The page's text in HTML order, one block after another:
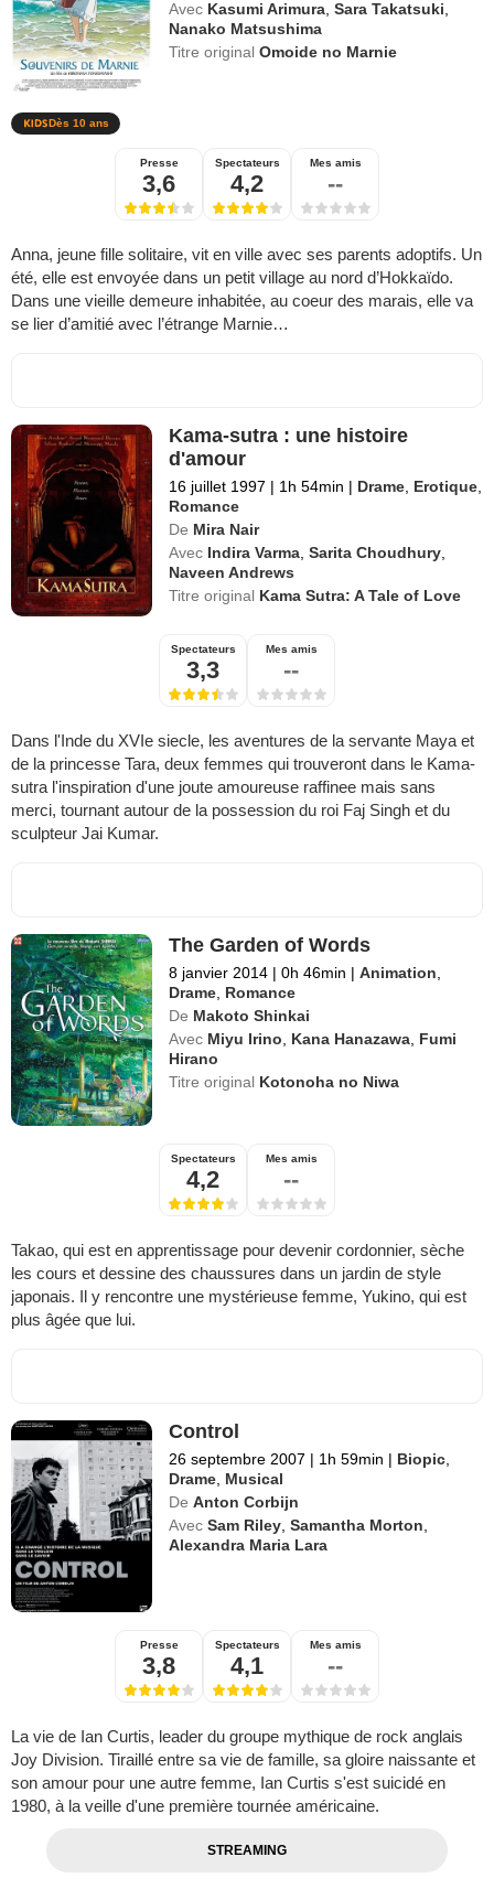
Avec Kasumi Arimura ,Sara Takatsuki
Nanako Matsushima
Titre originalOmoide no Marnie
Dès 10 ans
Presse
3,6
Spectateurs
4,2
Mes amis
--
Anna, jeune fille solitaire, vit en ville avec ses parents adoptifs. Un
été, elle est envoyée dans un petit village au nord d’Hokkaïdo.
Dans une vieille demeure inhabitée, au coeur des marais, elle va
se lier d’amitié avec l’étrange Marnie…
Kama-sutra : une histoire
d'amour
16 juillet 1997 | 1h 54min | Drame, Erotique,
Romance
De Mira Nair
Avec Indira Varma,Sarita Choudhury,
Naveen Andrews
Titre original Kama Sutra: A Tale of Love
Spectateurs
3,3
Mes amis
--
Dans l'Inde du XVIe siecle, les aventures de la servante Maya et
de la princesse Tara, deux femmes qui trouveront dans le Kama-
sutra l'inspiration d'une joute amoureuse raffinee mais sans
merci, tournant autour de la possession du roi Faj Singh et du
sculpteur Jai Kumar.
The Garden of Words
8 janvier 2014 | 0h 46min | Animation,
Drame, Romance
De Makoto Shinkai
Avec Miyu Irino, Kana Hanazawa, Fumi
Hirano
Titre original Kotonoha no Niwa
Spectateurs
4,2
Mes amis
--
Takao, qui est en apprentissage pour devenir cordonnier, sèche
les cours et dessine des chaussures dans un jardin de style
japonais. Il y rencontre une mystérieuse femme, Yukino, qui est
plus âgée que lui.
Control
26 septembre 2007 | 1h 59min | Biopic,
Drame, Musical
De Anton Corbijn
Avec Sam Riley,Samantha Morton,
Alexandra Maria Lara
Presse
3,8
Spectateurs
4,1
Mes amis
--
La vie de Ian Curtis, leader du groupe mythique de rock anglais
Joy Division. Tiraillé entre sa vie de famille, sa gloire naissante et
son amour pour une autre femme, Ian Curtis s'est suicidé en
1980, à la veille d'une première tournée américaine.
STREAMING